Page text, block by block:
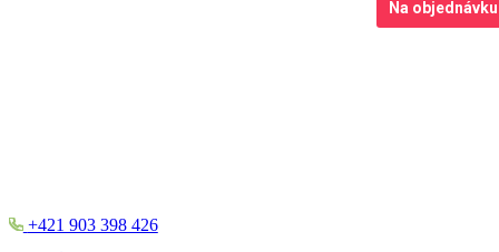
+421 903 398 426
Na objednávku